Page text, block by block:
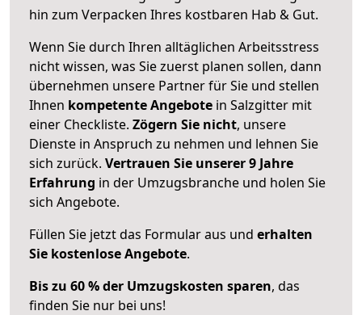
hin zum Verpacken Ihres kostbaren Hab & Gut.
Wenn Sie durch Ihren alltäglichen Arbeitsstress
nicht wissen, was Sie zuerst planen sollen, dann
übernehmen unsere Partner für Sie und stellen
Ihnen kompetente Angebote in Salzgitter mit
einer Checkliste. Zögern Sie nicht, unsere
Dienste in Anspruch zu nehmen und lehnen Sie
sich zurück. Vertrauen Sie unserer 9 Jahre
Erfahrung in der Umzugsbranche und holen Sie
sich Angebote.
Füllen Sie jetzt das Formular aus und erhalten
Sie kostenlose Angebote.
Bis zu 60 % der Umzugskosten sparen, das
finden Sie nur bei uns!